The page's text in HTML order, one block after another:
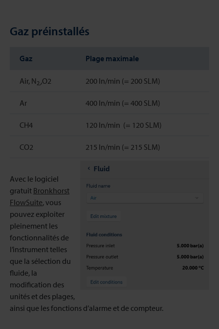
Gaz préinstallés
Gaz Plage maximale
Air, N 2,,O2 200 ln/min (= 200 SLM)
Ar 400 ln/min (= 400 SLM)
CH4 120 ln/min (= 120 SLM)
CO2 215 ln/min (= 215 SLM)
Avec le logiciel
gratuit Bronkhorst
FlowSuite, vous
pouvez exploiter
pleinement les
fonctionnalités de
l’instrument telles
que la sélection du
fluide, la
modification des
unités et des plages,
ainsi que les fonctions d’alarme et de compteur.